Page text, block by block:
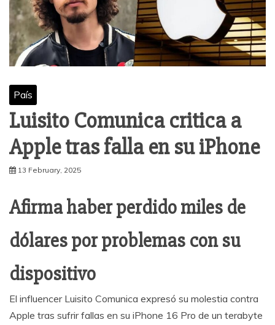
País
Luisito Comunica critica a
Apple tras falla en su iPhone
13 February, 2025
Afirma haber perdido miles de
dólares por problemas con su
dispositivo
El influencer Luisito Comunica expresó su molestia contra
Apple tras sufrir fallas en su iPhone 16 Pro de un terabyte